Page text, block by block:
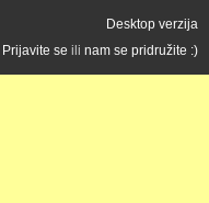
Desktop verzija
Prijavite se ili nam se pridružite :)